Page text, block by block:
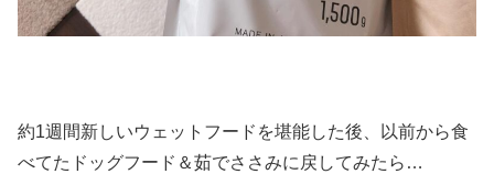
約1週間新しいウェットフードを堪能した後、以前から食
べてたドッグフード＆茹でささみに戻してみたら…